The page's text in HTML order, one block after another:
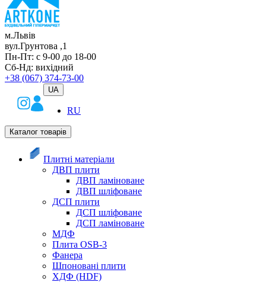
м.Львів
вул.Грунтова ,1
Пн-Пт: с 9-00 до 18-00
Сб-Нд: вихідний
+38 (067) 374-73-00
UA
RU
Каталог товарів
Плитні матеріали
ДВП плити
ДВП ламіноване
ДВП шліфоване
ДСП плити
ДСП шліфоване
ДСП ламіноване
МДФ
Плита OSB-3
Фанера
Шпоновані плити
ХДФ (HDF)